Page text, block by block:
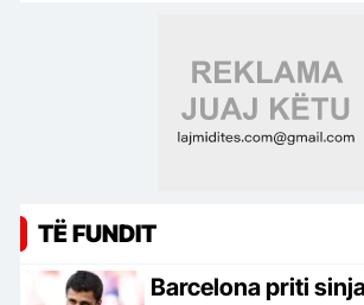
TË FUNDIT
Barcelona priti